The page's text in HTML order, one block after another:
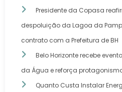
Presidente da Copasa
despoluição da Lagoa da
contrato com a Prefeitura de BH
Belo Horizonte recebe
da Água e reforça
Quanto Custa Instalar